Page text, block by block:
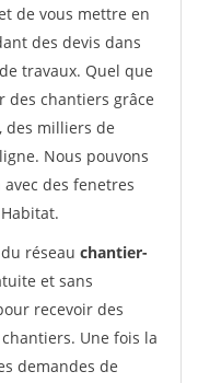
de vous mettre en
des devis dans
travaux. Quel que
des chantiers grâce
des milliers de
Nous pouvons
des fenetres
réseau chantier-
et sans
recevoir des
Une fois la
demandes de